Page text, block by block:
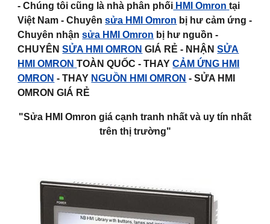
- Chúng tôi cũng là nhà phân phối HMI Omron tại
Việt Nam - Chuyên sửa HMI Omron bị hư cảm ứng -
Chuyên nhận sửa HMI Omron bị hư nguồn -
CHUYÊN SỬA HMI OMRON GIÁ RẺ - NHẬN SỬA
HMI OMRON TOÀN QUỐC - THAY CẢM ỨNG HMI
OMRON - THAY NGUỒN HMI OMRON - SỬA HMI
OMRON GIÁ RẺ
"Sửa HMI Omron giá cạnh tranh nhất và uy tín nhất
trên thị trường"